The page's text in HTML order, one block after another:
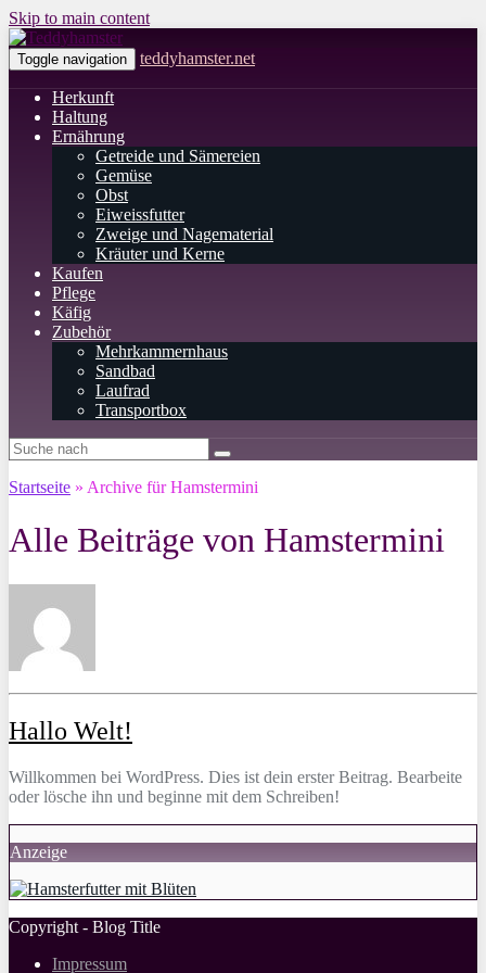
Skip to main content
Toggle navigation teddyhamster.net
Herkunft
Haltung
Ernährung
Getreide und Sämereien
Gemüse
Obst
Eiweissfutter
Zweige und Nagematerial
Kräuter und Kerne
Kaufen
Pflege
Käfig
Zubehör
Mehrkammernhaus
Sandbad
Laufrad
Transportbox
Startseite » Archive für Hamstermini
Alle Beiträge von Hamstermini
Hallo Welt!
Willkommen bei WordPress. Dies ist dein erster Beitrag. Bearbeite
oder lösche ihn und beginne mit dem Schreiben!
Anzeige
Copyright - Blog Title
Impressum